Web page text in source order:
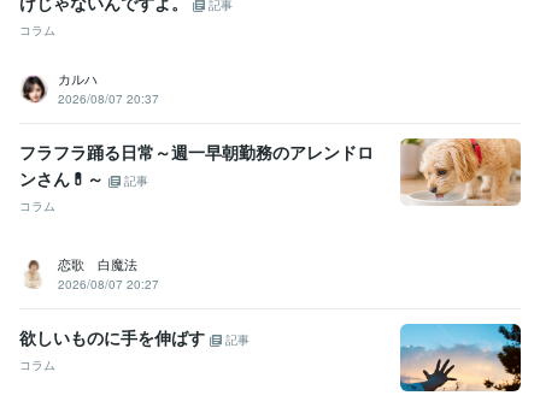
記事
コラム
カルハ
2026/08/07 20:37
フラフラ踊る日常～週一早朝勤務のアレンドロ
ンさん💊～
記事
コラム
恋歌 白魔法
2026/08/07 20:27
欲しいものに手を伸ばす
記事
コラム